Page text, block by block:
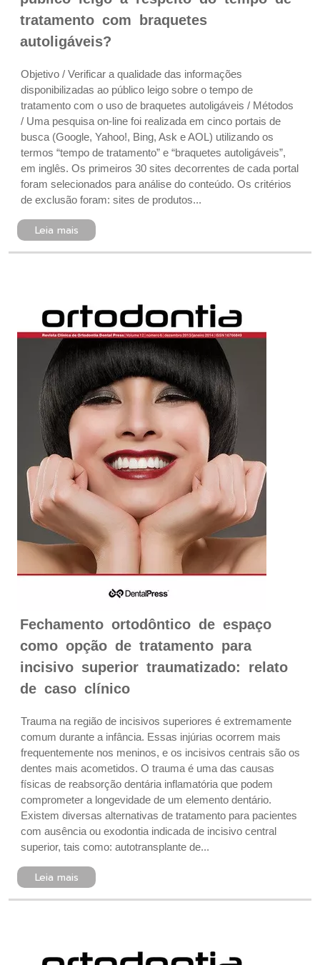
tratamento com braquetes
autoligáveis?
Objetivo / Verificar a qualidade das informações
disponibilizadas ao público leigo sobre o tempo de
tratamento com o uso de braquetes autoligáveis / Métodos
/ Uma pesquisa on-line foi realizada em cinco portais de
busca (Google, Yahoo!, Bing, Ask e AOL) utilizando os
termos “tempo de tratamento” e “braquetes autoligáveis”,
em inglês. Os primeiros 30 sites decorrentes de cada portal
foram selecionados para análise do conteúdo. Os critérios
de exclusão foram: sites de produtos...
Leia mais
Fechamento ortodôntico de espaço
como opção de tratamento para
incisivo superior traumatizado: relato
de caso clínico
Trauma na região de incisivos superiores é extremamente
comum durante a infância. Essas injúrias ocorrem mais
frequentemente nos meninos, e os incisivos centrais são os
dentes mais acometidos. O trauma é uma das causas
físicas de reabsorção dentária inflamatória que podem
comprometer a longevidade de um elemento dentário.
Existem diversas alternativas de tratamento para pacientes
com ausência ou exodontia indicada de incisivo central
superior, tais como: autotransplante de...
Leia mais